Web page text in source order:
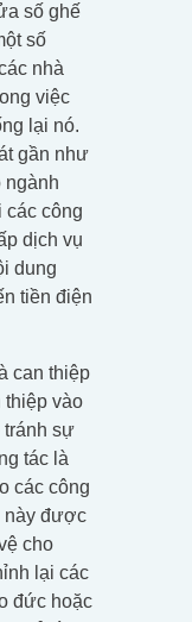
số ghế
số
nhà
việc
lại nó.
gần như
ngành
các công
dịch vụ
dung
tiền điện
can thiệp
thiệp vào
tránh sự
tác là
các công
này được
cho
lại các
đức hoặc